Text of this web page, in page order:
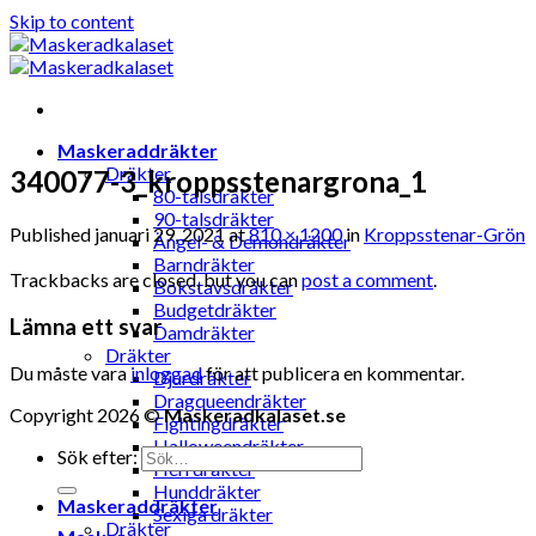
Skip to content
Maskeraddräkter
Dräkter
80-talsdräkter
90-talsdräkter
Ängel- & Demondräkter
Barndräkter
Bokstavsdräkter
Budgetdräkter
Damdräkter
Dräkter
Djurdräkter
Dragqueendräkter
Fightingdräkter
Halloweendräkter
Herrdräkter
Hunddräkter
Sexiga dräkter
340077-3_kroppsstenargrona_1
Published januari 29, 2021at810 × 1200in Kroppsstenar-Grön
Trackbacks are closed, but you canpost a comment.
Lämna ett svar
Du måste vara inloggadför att publicera en kommentar.
Copyright 2026 ©Maskeradkalaset.se
Sök efter:
Maskeraddräkter
Dräkter